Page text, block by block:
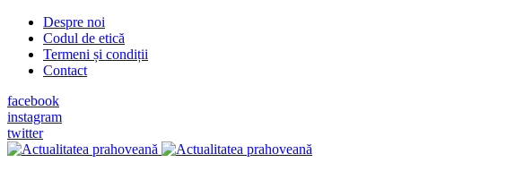
Despre noi
Codul de etică
Termeni și condiții
Contact
facebook
instagram
twitter